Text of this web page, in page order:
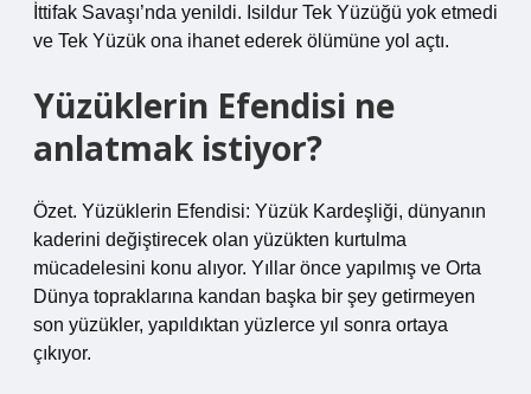
İttifak Savaşı’nda yenildi. Isildur Tek Yüzüğü yok etmedi
ve Tek Yüzük ona ihanet ederek ölümüne yol açtı.
Yüzüklerin Efendisi ne
anlatmak istiyor?
Özet. Yüzüklerin Efendisi: Yüzük Kardeşliği, dünyanın
kaderini değiştirecek olan yüzükten kurtulma
mücadelesini konu alıyor. Yıllar önce yapılmış ve Orta
Dünya topraklarına kandan başka bir şey getirmeyen
son yüzükler, yapıldıktan yüzlerce yıl sonra ortaya
çıkıyor.